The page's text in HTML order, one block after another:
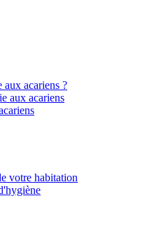
aux acariens ?
aux acariens
votre habitation